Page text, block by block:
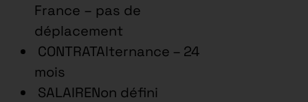
France – pas de
déplacement
CONTRATAlternance – 24
mois
SALAIRENon défini